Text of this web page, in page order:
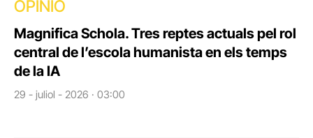
OPINIÓ
Magnifica Schola. Tres reptes actuals pel rol
central de l’escola humanista en els temps
de la IA
29 - juliol - 2026 · 03:00